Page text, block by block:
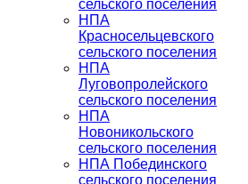
сельского поселения
НПА
Красносельцевского
сельского поселения
НПА
Луговопролейского
сельского поселения
НПА
Новоникольского
сельского поселения
НПА Побединского
сельского поселения